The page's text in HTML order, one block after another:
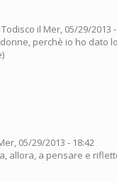
il Mer, 05/29/2013
perchè io ho dato
05/29/2013 - 18:42
allora, a pensare e